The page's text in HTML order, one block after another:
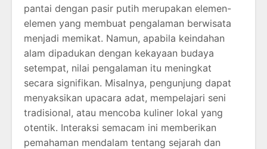
pantai dengan pasir putih merupakan elemen-
elemen yang membuat pengalaman berwisata
menjadi memikat. Namun, apabila keindahan
alam dipadukan dengan kekayaan budaya
setempat, nilai pengalaman itu meningkat
secara signifikan. Misalnya, pengunjung dapat
menyaksikan upacara adat, mempelajari seni
tradisional, atau mencoba kuliner lokal yang
otentik. Interaksi semacam ini memberikan
pemahaman mendalam tentang sejarah dan